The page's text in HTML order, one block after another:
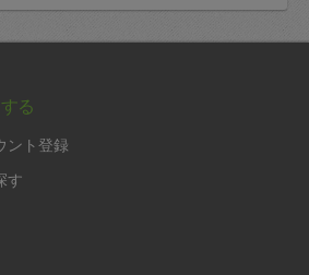
る
ント登録
す